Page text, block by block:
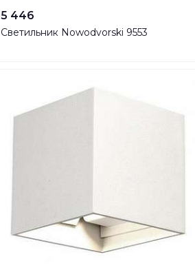
5 446
Светильник Nowodvorski 9553